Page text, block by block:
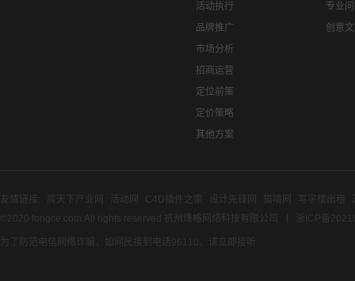
活动执行
品牌推广
市场分析
招商运营
定位前策
定价策略
其他方案
专业
创意
友情链接: 房天下产业网 活动网 C4D插件之家 设计先锋网 猫啃网 写字楼出租
©2020 fongce.com.All rights reserved 杭州烽格网络科技有限公司
浙ICP备
为了防范电信网络诈骗，如网民接到电话96110，请立即接听